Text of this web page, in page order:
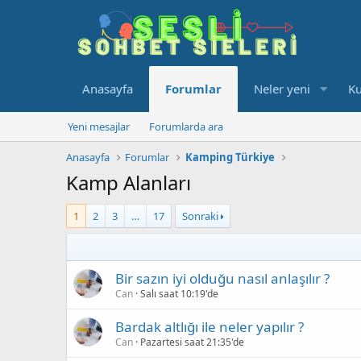
Anasayfa Forumlar Neler yeni
Yeni mesajlar Forumlarda ara
Anasayfa Forumlar Kamping Türkiye
Kamp Alanları
1 2 3 … 17 Sonraki
Bir sazın iyi olduğu nasıl anlaşılır ?
Can Salı saat 10:19'de
Bardak altlığı ile neler yapılır ?
Can Pazartesi saat 21:35'de